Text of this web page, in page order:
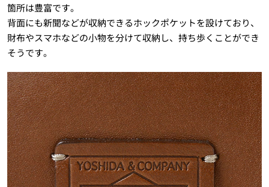
箇所は豊富です。
背面にも新聞などが収納できるホックポケットを設けており、
財布やスマホなどの小物を分けて収納し、持ち歩くことができ
そうです。